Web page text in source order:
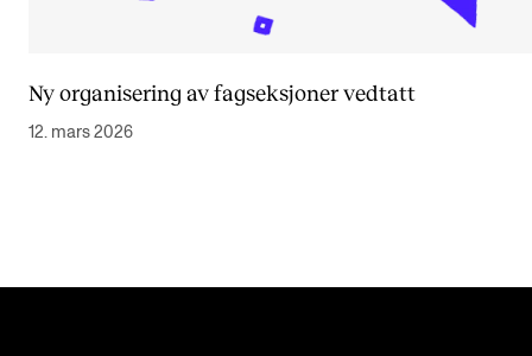
Ny organisering av fagseksjoner vedtatt
12. mars 2026